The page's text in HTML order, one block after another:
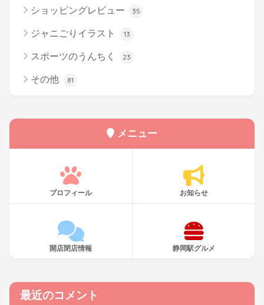
ショッピングレビュー 35
ジャニごりイラスト 13
スポーツのうんちく 23
その他 81
メニュー
プロフィール お知らせ
開店閉店情報 静岡駅グルメ
最近のコメント